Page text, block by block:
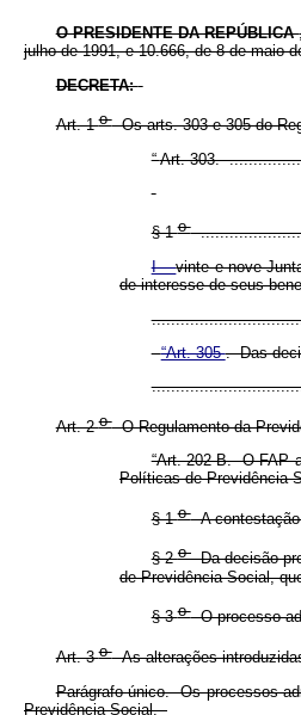
O PRESIDENTE DA REPÚBLICA
julho de 1991, e 10.666, de 8 de maio
DECRETA:
Art. 1oOs arts. 303 e 305 do
“Art. 303.
§ 1o
I -vinte e nove
de interesse de seus
“Art. 305. Das
Art. 2oO Regulamento da
“Art. 202-B. O FAP
Políticas de Previdência
§ 1oA
§ 2oDa decisão
de Previdência Social,
§ 3oO processo
Art. 3oAs alterações
Parágrafo único. Os processos
Previdência Social.